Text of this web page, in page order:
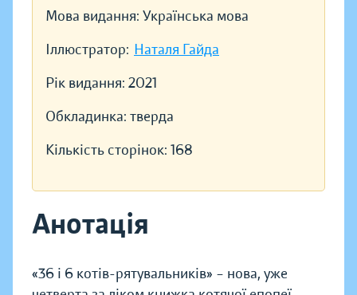
Мова видання: Українська мова
Іллюстратор: Наталя Гайда
Рік видання: 2021
Обкладинка: тверда
Кількість сторінок: 168
Анотація
«36 і 6 котів-рятувальників» – нова, уже